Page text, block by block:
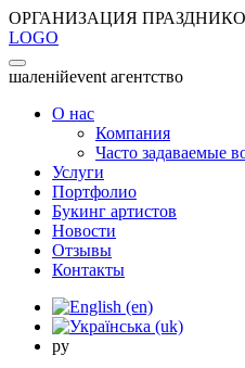
ОРГАНИЗАЦИЯ
LOGO
шаленiйevent агентство
О нас
Компания
Часто задаваемые
Услуги
Портфолио
Букинг артистов
Новости
Отзывы
Контакты
ру